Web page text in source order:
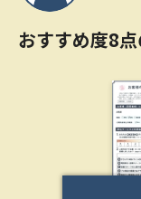
おすすめ度8